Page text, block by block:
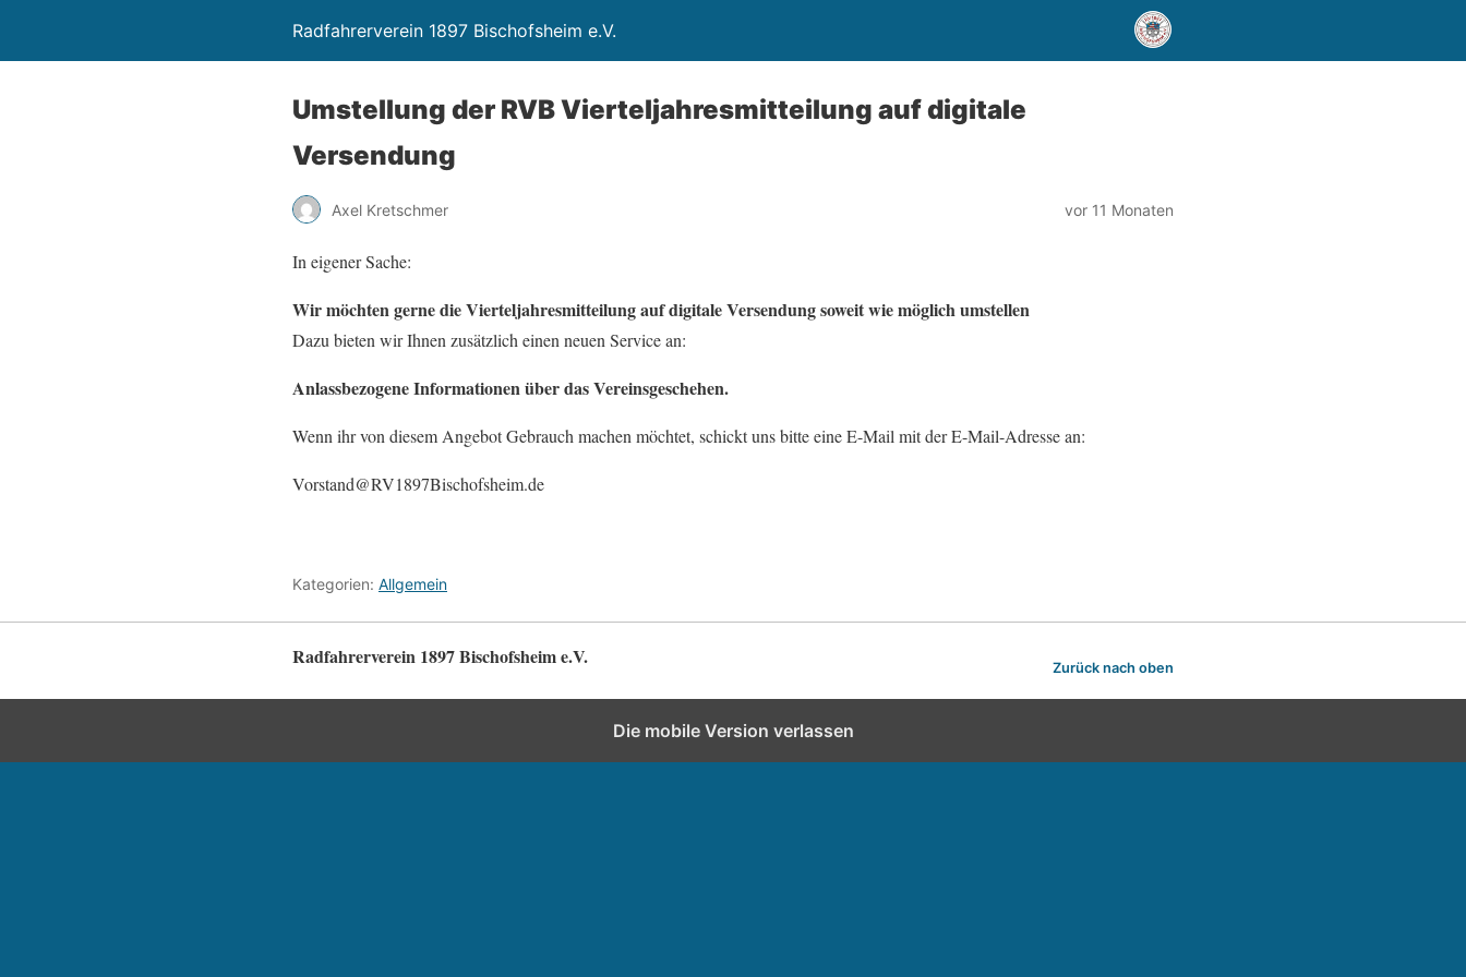
Radfahrerverein 1897 Bischofsheim e.V.
Umstellung der RVB Vierteljahresmitteilung auf digitale
Versendung
Axel Kretschmer vor 11 Monaten
In eigener Sache:
Wir möchten gerne die Vierteljahresmitteilung auf digitale Versendung soweit wie möglich umstellen
Dazu bieten wir Ihnen zusätzlich einen neuen Service an:
Anlassbezogene Informationen über das Vereinsgeschehen.
Wenn ihr von diesem Angebot Gebrauch machen möchtet, schickt uns bitte eine E-Mail mit der E-Mail-Adresse an:
Vorstand@RV1897Bischofsheim.de
Kategorien: Allgemein
Radfahrerverein 1897 Bischofsheim e.V. Zurück nach oben
Die mobile Version verlassen